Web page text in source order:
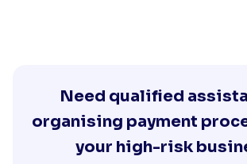
Need qualified
organising payment
your high-risk